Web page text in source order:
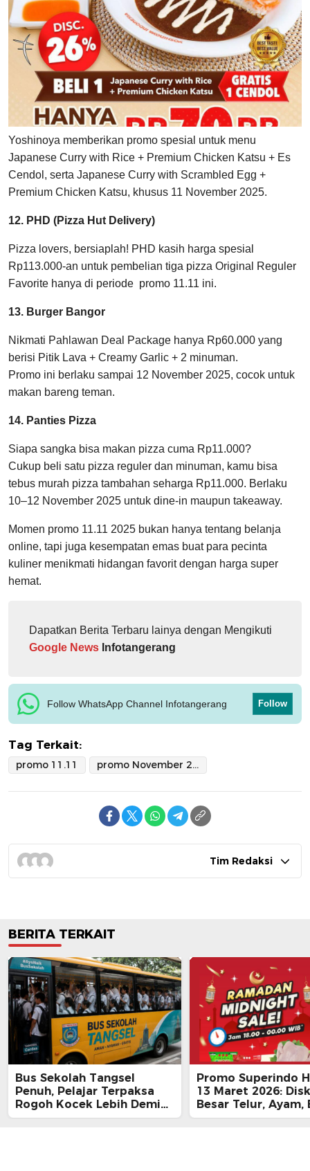
Yoshinoya memberikan promo spesial untuk menu
Japanese Curry with Rice + Premium Chicken Katsu + Es
Cendol, serta Japanese Curry with Scrambled Egg +
Premium Chicken Katsu, khusus 11 November 2025.
12. PHD (Pizza Hut Delivery)
Pizza lovers, bersiaplah! PHD kasih harga spesial
Rp113.000-an untuk pembelian tiga pizza Original Reguler
Favorite hanya di periode promo 11.11 ini.
13. Burger Bangor
Nikmati Pahlawan Deal Package hanya Rp60.000 yang
berisi Pitik Lava + Creamy Garlic + 2 minuman.
Promo ini berlaku sampai 12 November 2025, cocok untuk
makan bareng teman.
14. Panties Pizza
Siapa sangka bisa makan pizza cuma Rp11.000?
Cukup beli satu pizza reguler dan minuman, kamu bisa
tebus murah pizza tambahan seharga Rp11.000. Berlaku
10–12 November 2025 untuk dine-in maupun takeaway.
Momen promo 11.11 2025 bukan hanya tentang belanja
online, tapi juga kesempatan emas buat para pecinta
kuliner menikmati hidangan favorit dengan harga super
hemat.
Dapatkan Berita Terbaru lainya dengan Mengikuti
Google News Infotangerang
Follow WhatsApp Channel Infotangerang Follow
Tag Terkait:
promo 11.11 promo November 2025
Tim Redaksi
BERITA TERKAIT
Bus Sekolah Tangsel
Penuh, Pelajar Terpaksa
Rogoh Kocek Lebih Demi
Tiba Tepat Waktu
Promo Superindo
13 Maret 2026:
Besar Telur, Ayam,
hingga Daging,